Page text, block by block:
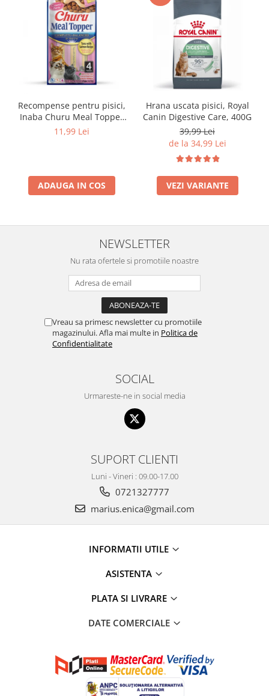
Recompense pentru pisici,
Inaba Churu Meal Topper
Tuna with Salmon Recipe
11,99 Lei
ADAUGA IN COS
Hrana uscata pisici, Royal
Canin Digestive Care, 400G
39,99 Lei
de la 34,99 Lei
VEZI VARIANTE
NEWSLETTER
Nu rata ofertele si promotiile noastre
Vreau sa primesc newsletter cu promotiile
magazinului. Afla mai multe in Politica de
Confidentialitate
SOCIAL
Urmareste-ne in social media
SUPORT CLIENTI
Luni - Vineri : 09.00-17.00
0721327777
marius.enica@gmail.com
INFORMATII UTILE
ASISTENTA
PLATA SI LIVRARE
DATE COMERCIALE